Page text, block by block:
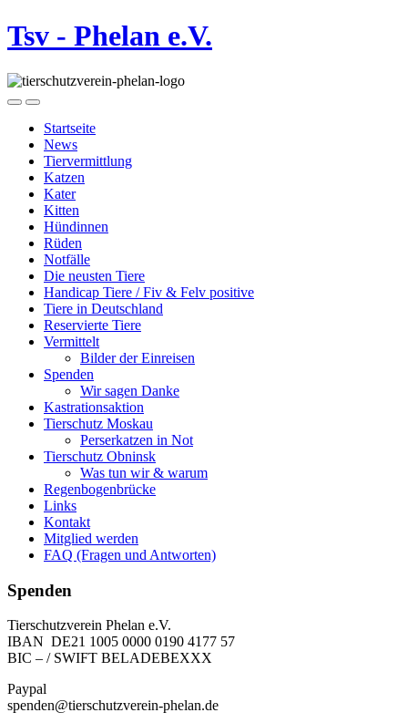
Tsv - Phelan e.V.
Startseite
News
Tiervermittlung
Katzen
Kater
Kitten
Hündinnen
Rüden
Notfälle
Die neusten Tiere
Handicap Tiere / Fiv & Felv positive
Tiere in Deutschland
Reservierte Tiere
Vermittelt
Bilder der Einreisen
Spenden
Wir sagen Danke
Kastrationsaktion
Tierschutz Moskau
Perserkatzen in Not
Tierschutz Obninsk
Was tun wir & warum
Regenbogenbrücke
Links
Kontakt
Mitglied werden
FAQ (Fragen und Antworten)
Spenden
Tierschutzverein Phelan e.V.
IBAN DE21 1005 0000 0190 4177 57
BIC – / SWIFT BELADEBEXXX
Paypal
spenden@tierschutzverein-phelan.de